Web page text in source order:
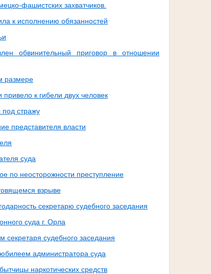
фашистских захватчиков.
к исполнению обязанностей
обвинительный приговор в отношении
размере
к гибели двух человек
стражу
представителя власти
суда
по неосторожности преступление
взрыве
секретарю судебного заседания
суда г. Орла
судебного заседания
администратора суда
наркотических средств